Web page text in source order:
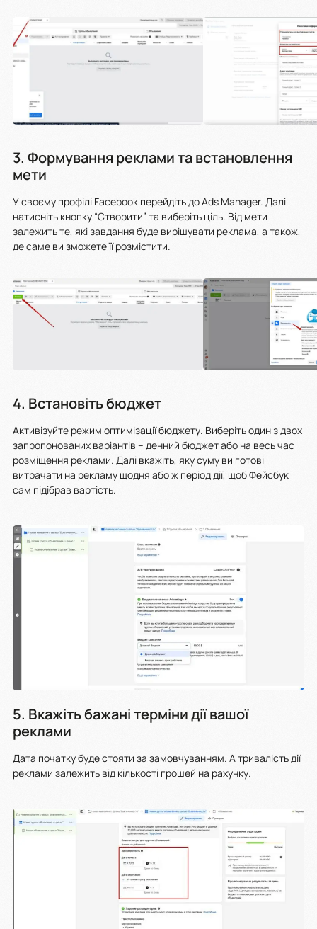
3. Формування реклами та встановлення
мети
У своєму профілі Facebook перейдіть до Ads Manager. Далі
натисніть кнопку “Створити” та виберіть ціль. Від мети
залежить те, які завдання буде вирішувати реклама, а також,
де саме ви зможете її розмістити.
4. Встановіть бюджет
Активізуйте режим оптимізації бюджету. Виберіть один з двох
запропонованих варіантів – денний бюджет або на весь час
розміщення реклами. Далі вкажіть, яку суму ви готові
витрачати на рекламу щодня або ж період дії, щоб Фейсбук
сам підібрав вартість.
5. Вкажіть бажані терміни дії вашої
реклами
Дата початку буде стояти за замовчуванням. А тривалість дії
реклами залежить від кількості грошей на рахунку.